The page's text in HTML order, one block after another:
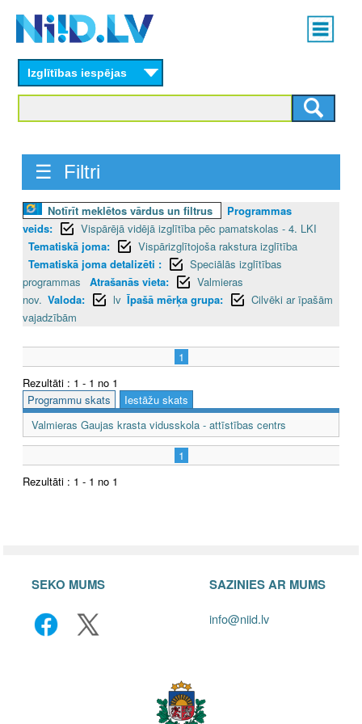
content
Main
menu
Izglītības iespējas
☰ Filtri
Notīrīt meklētos vārdus un filtrus
Programmas
veids:
Vispārējā vidējā izglītība pēc pamatskolas - 4. LKI
Tematiskā joma:
Vispārizglītojoša rakstura izglītība
Tematiskā joma detalizēti :
Speciālās izglītības
programmas
Atrašanās vieta:
Valmieras
nov. Valoda: lv Īpašā mērķa grupa:
Cilvēki ar īpašām
vajadzībām
1
Rezultāti : 1 - 1 no 1
Programmu skats
Iestāžu skats
Valmieras Gaujas krasta vidusskola - attīstības centrs
1
Rezultāti : 1 - 1 no 1
SEKO MUMS SAZINIES AR MUMS
info@niid.lv